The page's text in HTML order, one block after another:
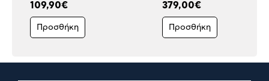
109,90€
Προσθήκη
379,00€
Προσθήκη